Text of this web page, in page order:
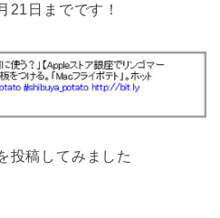
21日までです！
投稿してみました